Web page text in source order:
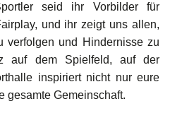
seid ihr Vorbilder für
und ihr zeigt uns allen,
und Hindernisse zu
auf dem Spielfeld, auf der
inspiriert nicht nur eure
gesamte Gemeinschaft.